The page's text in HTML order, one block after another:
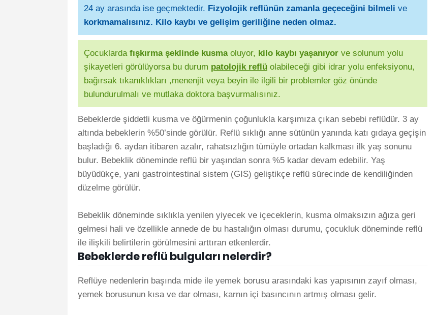
24 ay arasında ise geçmektedir. Fizyolojik reflünün zamanla geçeceğini bilmeli ve
korkmamalısınız. Kilo kaybı ve gelişim geriliğine neden olmaz.
Çocuklardafışkırma şeklinde kusmaoluyor, kilo kaybı yaşanıyor ve solunum yolu
şikayetleri görülüyorsa bu durum patolojik reflü olabileceği gibi idrar yolu enfeksiyonu,
bağırsak tıkanıklıkları ,menenjit veya beyin ile ilgili bir problemler göz önünde
bulundurulmalı ve mutlaka doktora başvurmalısınız.
Bebeklerde şiddetli kusma ve öğürmenin çoğunlukla karşımıza çıkan sebebi reflüdür. 3 ay
altında bebeklerin %50’sinde görülür. Reflü sıklığı anne sütünün yanında katı gıdaya geçişin
başladığı 6. aydan itibaren azalır, rahatsızlığın tümüyle ortadan kalkması ilk yaş sonunu
bulur. Bebeklik döneminde reflü bir yaşından sonra %5 kadar devam edebilir. Yaş
büyüdükçe, yani gastrointestinal sistem (GIS) geliştikçe reflü sürecinde de kendiliğinden
düzelme görülür.
Bebeklik döneminde sıklıkla yenilen yiyecek ve içeceklerin, kusma olmaksızın ağıza geri
gelmesi hali ve özellikle annede de bu hastalığın olması durumu, çocukluk döneminde reflü
ile ilişkili belirtilerin görülmesini arttıran etkenlerdir.
Bebeklerde reflü bulguları nelerdir?
Reflüye nedenlerin başında mide ile yemek borusu arasındaki kas yapısının zayıf olması,
yemek borusunun kısa ve dar olması, karnın içi basıncının artmış olması gelir.